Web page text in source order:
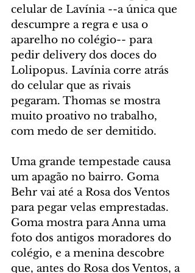
celular de Lavínia --a única que
descumpre a regra e usa o
aparelho no colégio-- para
pedir delivery dos doces do
Lolipopus. Lavínia corre atrás
do celular que as rivais
pegaram. Thomas se mostra
muito proativo no trabalho,
com medo de ser demitido.
Uma grande tempestade causa
um apagão no bairro. Goma
Behr vai até a Rosa dos Ventos
para pegar velas emprestadas.
Goma mostra para Anna uma
foto dos antigos moradores do
colégio, e a menina descobre
que, antes do Rosa dos Ventos, a